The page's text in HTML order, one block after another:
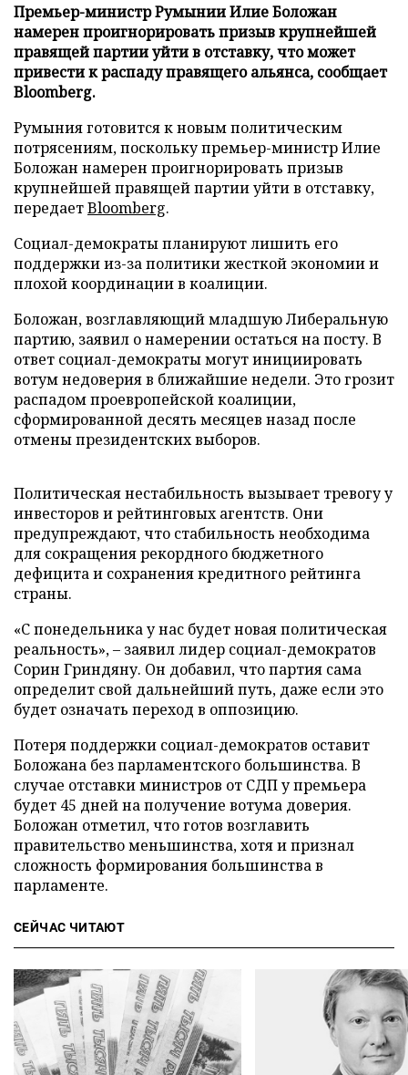
Премьер-министр Румынии Илие Боложан
намерен проигнорировать призыв крупнейшей
правящей партии уйти в отставку, что может
привести к распаду правящего альянса, сообщает
Bloomberg.
Румыния готовится к новым политическим
потрясениям, поскольку премьер-министр Илие
Боложан намерен проигнорировать призыв
крупнейшей правящей партии уйти в отставку,
передаетBloomberg.
Социал-демократы планируют лишить его
поддержки из-за политики жесткой экономии и
плохой координации в коалиции.
Боложан, возглавляющий младшую Либеральную
партию, заявил о намерении остаться на посту. В
ответ социал-демократы могут инициировать
вотум недоверия в ближайшие недели. Это грозит
распадом проевропейской коалиции,
сформированной десять месяцев назад после
отмены президентских выборов.
Политическая нестабильность вызывает тревогу у
инвесторов и рейтинговых агентств. Они
предупреждают, что стабильность необходима
для сокращения рекордного бюджетного
дефицита и сохранения кредитного рейтинга
страны.
«С понедельника у нас будет новая политическая
реальность», – заявил лидер социал-демократов
Сорин Гриндяну. Он добавил, что партия сама
определит свой дальнейший путь, даже если это
будет означать переход в оппозицию.
Потеря поддержки социал-демократов оставит
Боложана без парламентского большинства. В
случае отставки министров от СДП у премьера
будет 45 дней на получение вотума доверия.
Боложан отметил, что готов возглавить
правительство меньшинства, хотя и признал
сложность формирования большинства в
парламенте.
СЕЙЧАС ЧИТАЮТ